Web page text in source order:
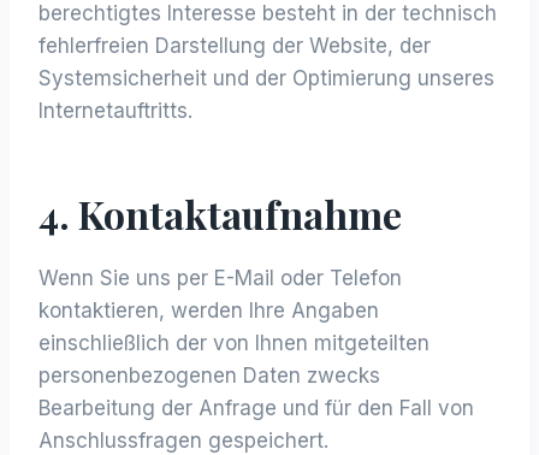
berechtigtes Interesse besteht in der technisch
fehlerfreien Darstellung der Website, der
Systemsicherheit und der Optimierung unseres
Internetauftritts.
4. Kontaktaufnahme
Wenn Sie uns per E-Mail oder Telefon
kontaktieren, werden Ihre Angaben
einschließlich der von Ihnen mitgeteilten
personenbezogenen Daten zwecks
Bearbeitung der Anfrage und für den Fall von
Anschlussfragen gespeichert.